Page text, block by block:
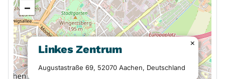
Linkes Zentrum
Augustastraße 69, 52070 Aachen, Deutschland
×
−